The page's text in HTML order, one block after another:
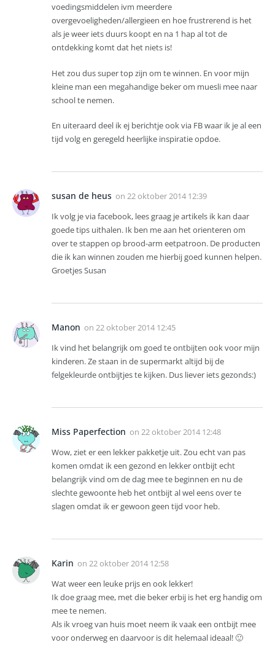
voedingsmiddelen ivm meerdere
overgevoeligheden/allergieen en hoe frustrerend is het
als je weer iets duurs koopt en na 1 hap al tot de
ontdekking komt dat het niets is!
Het zou dus super top zijn om te winnen. En voor mijn
kleine man een megahandige beker om muesli mee naar
school te nemen.
En uiteraard deel ik ej berichtje ook via FB waar ik je al een
tijd volg en geregeld heerlijke inspiratie opdoe.
susan de heus on 22 oktober 2014 12:39
Ik volg je via facebook, lees graag je artikels ik kan daar
goede tips uithalen. Ik ben me aan het orienteren om
over te stappen op brood-arm eetpatroon. De producten
die ik kan winnen zouden me hierbij goed kunnen helpen.
Groetjes Susan
Manon on 22 oktober 2014 12:45
Ik vind het belangrijk om goed te ontbijten ook voor mijn
kinderen. Ze staan in de supermarkt altijd bij de
felgekleurde ontbijtjes te kijken. Dus liever iets gezonds:)
Miss Paperfection on 22 oktober 2014 12:48
Wow, ziet er een lekker pakketje uit. Zou echt van pas
komen omdat ik een gezond en lekker ontbijt echt
belangrijk vind om de dag mee te beginnen en nu de
slechte gewoonte heb het ontbijt al wel eens over te
slagen omdat ik er gewoon geen tijd voor heb.
Karin on 22 oktober 2014 12:58
Wat weer een leuke prijs en ook lekker!
Ik doe graag mee, met die beker erbij is het erg handig om
mee te nemen.
Als ik vroeg van huis moet neem ik vaak een ontbijt mee
voor onderweg en daarvoor is dit helemaal ideaal! 🙂